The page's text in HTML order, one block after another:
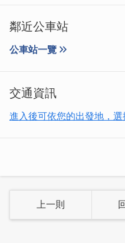
三言兩語店面傳承三代，從
鄰近公車站
公車站一覽
交通資訊
進入後可依您的出發地，
上一則